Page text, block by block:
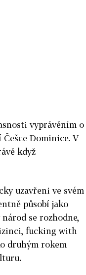
vyprávěním o
Dominice. V
když
uzavřeni ve svém
působí jako
se rozhodne,
fucking with
druhým rokem